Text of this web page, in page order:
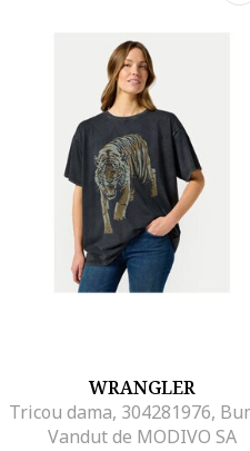
WRANGLER
Vandut de MODIVO SA